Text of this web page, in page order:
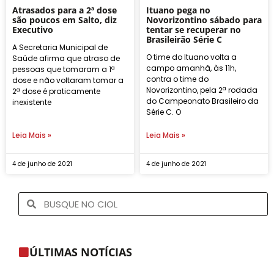
Atrasados para a 2ª dose
são poucos em Salto, diz
Executivo
A Secretaria Municipal de
Saúde afirma que atraso de
pessoas que tomaram a 1ª
dose e não voltaram tomar a
2ª dose é praticamente
inexistente
Leia Mais »
4 de junho de 2021
Ituano pega no
Novorizontino sábado para
tentar se recuperar no
Brasileirão Série C
O time do Ituano volta a
campo amanhã, às 11h,
contra o time do
Novorizontino, pela 2ª rodada
do Campeonato Brasileiro da
Série C. O
Leia Mais »
4 de junho de 2021
ÚLTIMAS NOTÍCIAS